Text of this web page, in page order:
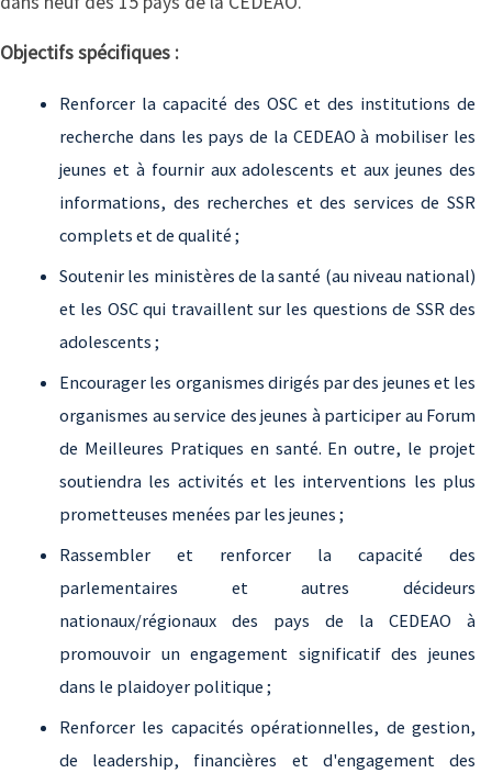
Objectifs spécifiques :
Renforcer la capacité des OSC et des institutions de
recherche dans les pays de la CEDEAO à mobiliser les
jeunes et à fournir aux adolescents et aux jeunes des
informations, des recherches et des services de SSR
complets et de qualité ;
Soutenir les ministères de la santé (au niveau national)
et les OSC qui travaillent sur les questions de SSR des
adolescents ;
Encourager les organismes dirigés par des jeunes et les
organismes au service des jeunes à participer au Forum
de Meilleures Pratiques en santé. En outre, le projet
soutiendra les activités et les interventions les plus
prometteuses menées par les jeunes ;
Rassembler et renforcer la capacité des
parlementaires et autres décideurs
nationaux/régionaux des pays de la CEDEAO à
promouvoir un engagement significatif des jeunes
dans le plaidoyer politique ;
Renforcer les capacités opérationnelles, de gestion,
de leadership, financières et d'engagement des